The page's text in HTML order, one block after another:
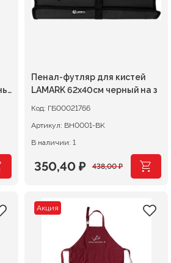
Пенал-футляр для кистей
LAMARK 62х40см черный на з
Код: ГБ00021766
Артикул: BH0001-BK
В наличии: 1
438,00₽
Первоначальная
составляла
438,00 ₽.
350,40 ₽
Текущая
350,40 ₽.
Акция